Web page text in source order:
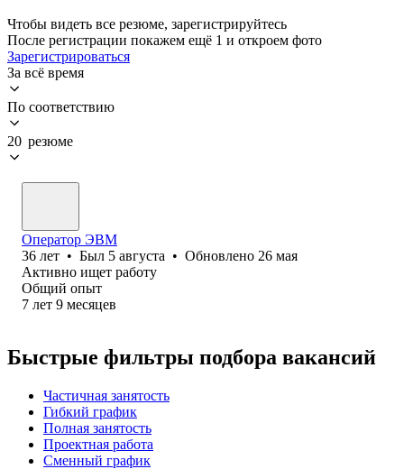
Чтобы видеть все резюме, зарегистрируйтесь
После регистрации покажем ещё 1 и откроем фото
Зарегистрироваться
За всё время
По соответствию
20 резюме
Оператор ЭВМ
36 лет • Был 5 августа • Обновлено 26 мая
Активно ищет работу
Общий опыт
7 лет 9 месяцев
Быстрые фильтры подбора вакансий
Частичная занятость
Гибкий график
Полная занятость
Проектная работа
Сменный график